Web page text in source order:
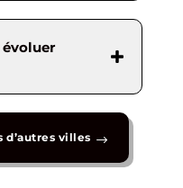
d’autres villes